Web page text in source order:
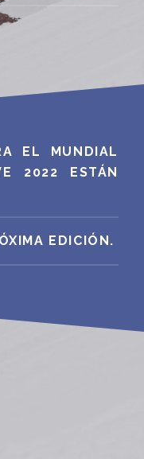
EL MUNDIAL
2022 ESTÁN
EDICIÓN.